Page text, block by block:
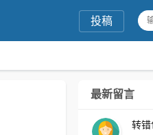
投稿
最新留言